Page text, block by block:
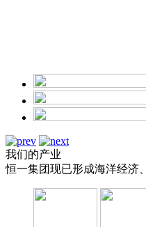
我们的产业
恒一集团现已形成海洋经济